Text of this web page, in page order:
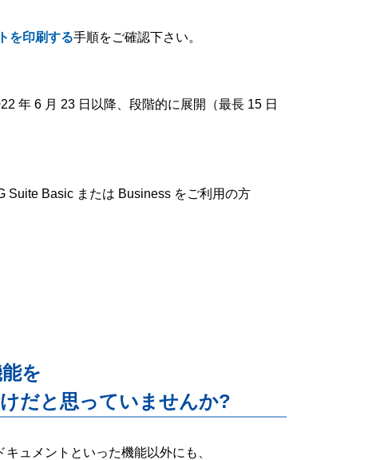
を印刷する手順をご確認下さい。
年 6 月 23 日以降、段階的に展開（最長 15 日
Suite Basic または Business をご利用の方
を
だと思っていませんか?
ュメントといった機能以外にも、